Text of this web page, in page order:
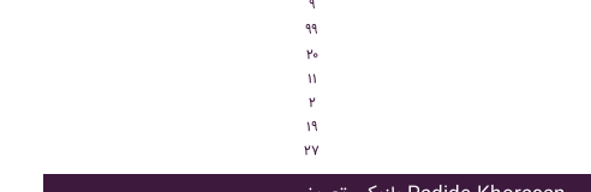
۹
۹۹
۲۰
۱۱
۲
۱۹
۲۷